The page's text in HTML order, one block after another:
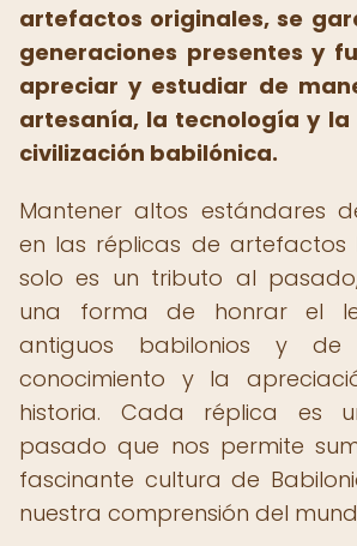
artefactos originales, se
generaciones presentes y
apreciar y estudiar de
artesanía, la tecnología y
civilización babilónica.
Mantener altos estándares
en las réplicas de artefactos
solo es un tributo al
una forma de honrar el
antiguos babilonios y de
conocimiento y la
historia. Cada réplica es
pasado que nos permite
fascinante cultura de
nuestra comprensión del